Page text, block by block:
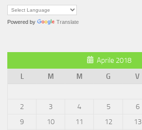
Powered by Translate
Aprile 2018
L
M M G V
2
3 4 5 6
9
10 11 12 13